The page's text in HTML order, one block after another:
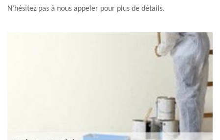
N’hésitez pas à nous appeler pour plus de détails.